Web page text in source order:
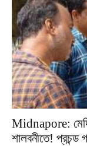
Midnapore:
শালবনীতে! প্রচন্ড